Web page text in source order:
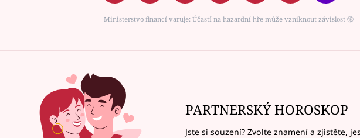
Ministerstvo financí varuje: Účastí na hazardní hře může vzniknout závislost ⑱
PARTNERSKÝ HOROSKOP
Jste si souzení? Zvolte znamení a zjistěte,